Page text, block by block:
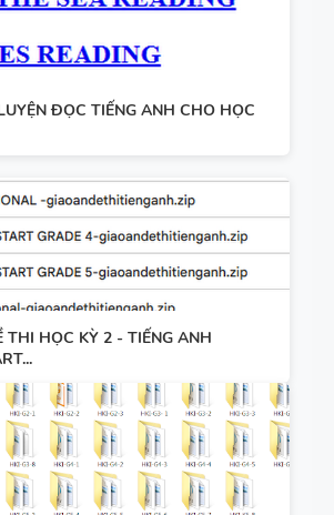
ĐỌC TIẾNG ANH CHO HỌC
THI HỌC KỲ 2 - TIẾNG ANH